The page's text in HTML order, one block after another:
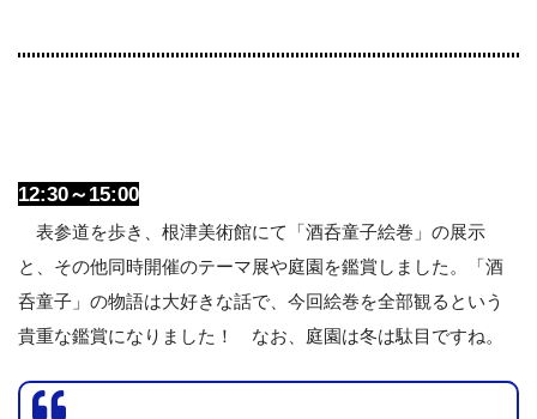
12:30～15:00
表参道を歩き、根津美術館にて「酒呑童子絵巻」の展示
と、その他同時開催のテーマ展や庭園を鑑賞しました。「酒
呑童子」の物語は大好きな話で、今回絵巻を全部観るという
貴重な鑑賞になりました！ なお、庭園は冬は駄目ですね。